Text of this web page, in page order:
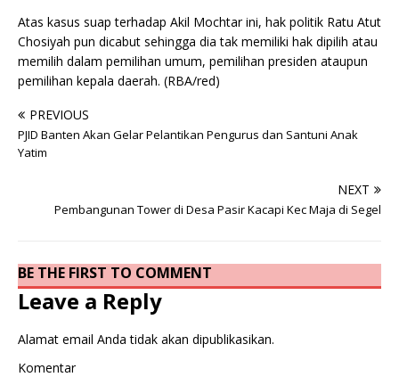
Atas kasus suap terhadap Akil Mochtar ini, hak politik Ratu Atut
Chosiyah pun dicabut sehingga dia tak memiliki hak dipilih atau
memilih dalam pemilihan umum, pemilihan presiden ataupun
pemilihan kepala daerah. (RBA/red)
PREVIOUS
PJID Banten Akan Gelar Pelantikan Pengurus dan Santuni Anak
Yatim
NEXT
Pembangunan Tower di Desa Pasir Kacapi Kec Maja di Segel
BE THE FIRST TO COMMENT
Leave a Reply
Alamat email Anda tidak akan dipublikasikan.
Komentar